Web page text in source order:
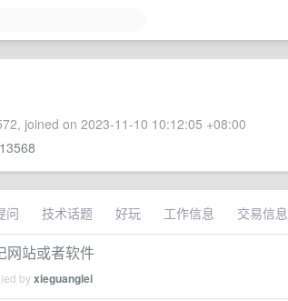
joined on 2023-11-10 10:12:05 +08:00
13568
问 技术话题 好玩 工作信息 交易信息
网站或者软件
byxieguanglei